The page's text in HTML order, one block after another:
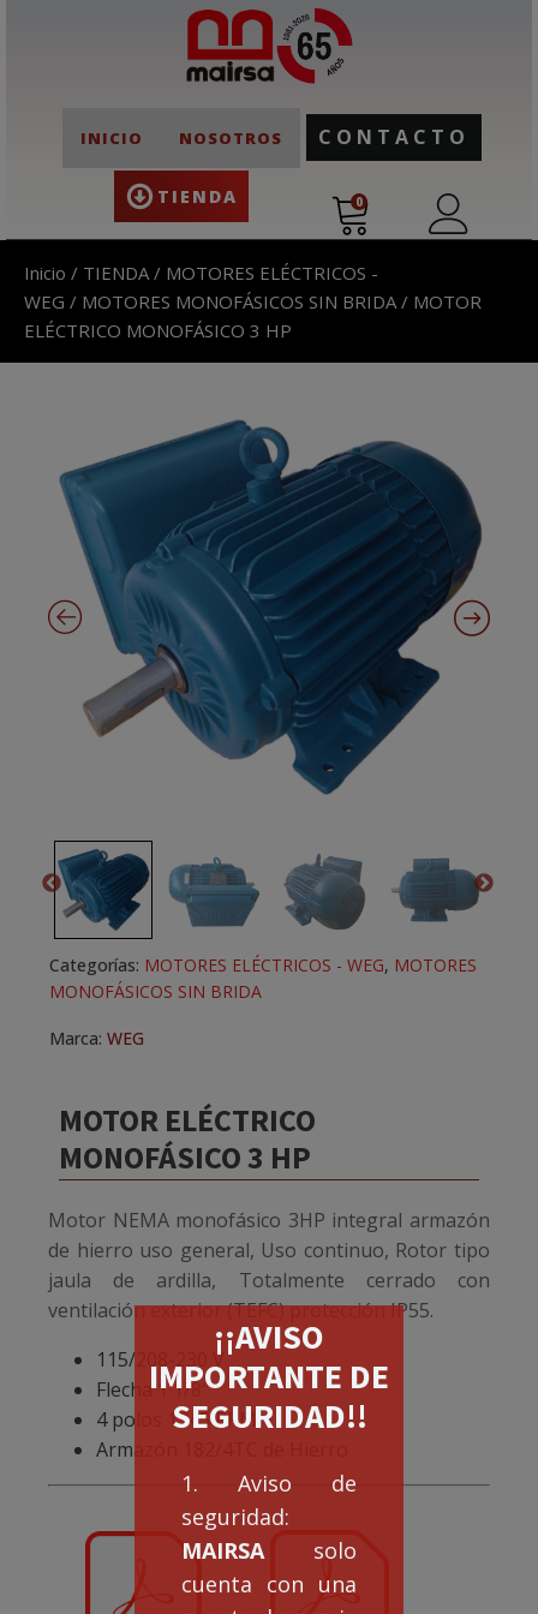
INICIO NOSOTROS
TIENDA
CONTACTO
0
¡¡AVISO
IMPORTANTE DE
SEGURIDAD!!
1. Aviso de
seguridad:
MAIRSAsolo
cuenta con una
Inicio / TIENDA / MOTORES ELÉCTRICOS -
WEG / MOTORES MONOFÁSICOS SIN BRIDA / MOTOR
ELÉCTRICO MONOFÁSICO 3 HP
MOTOR ELÉCTRICO
MONOFÁSICO 3 HP
Motor NEMA monofásico 3HP integral armazón
de hierro uso general, Uso continuo, Rotor tipo
jaula de ardilla, Totalmente cerrado con
ventilación exterior (TEFC) protección IP55.
115/208-230 V
Flecha 1 1/8″
4 polos 1745 RPM
Armazón 182/4TC de Hierro
Categorías: MOTORES ELÉCTRICOS - WEG, MOTORES
MONOFÁSICOS SIN BRIDA
Marca: WEG